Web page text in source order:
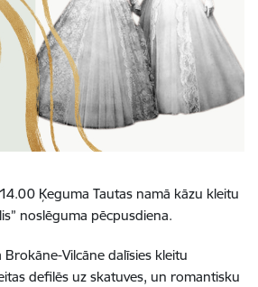
Ķeguma Tautas namā kāzu kleitu
noslēguma pēcpusdiena.
Vilcāne dalīsies kleitu
defilēs uz skatuves, un romantisku